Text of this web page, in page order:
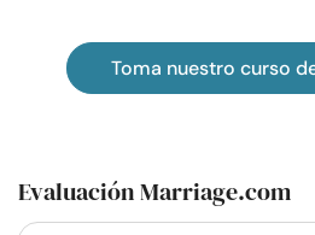
Toma nuestro curso
Evaluación Marriage.com